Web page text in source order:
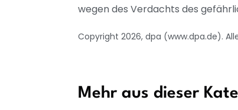
wegen des Verdachts des
Copyright 2026, dpa (www.dpa.de).
Mehr aus dieser